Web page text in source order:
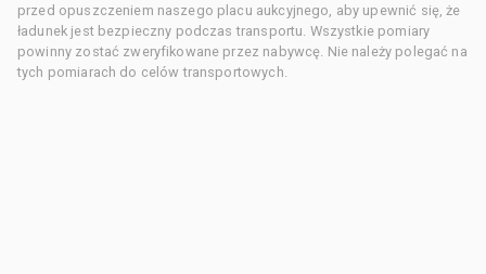
przed opuszczeniem naszego placu aukcyjnego, aby upewnić się, że
ładunek jest bezpieczny podczas transportu. Wszystkie pomiary
powinny zostać zweryfikowane przez nabywcę. Nie należy polegać na
tych pomiarach do celów transportowych.